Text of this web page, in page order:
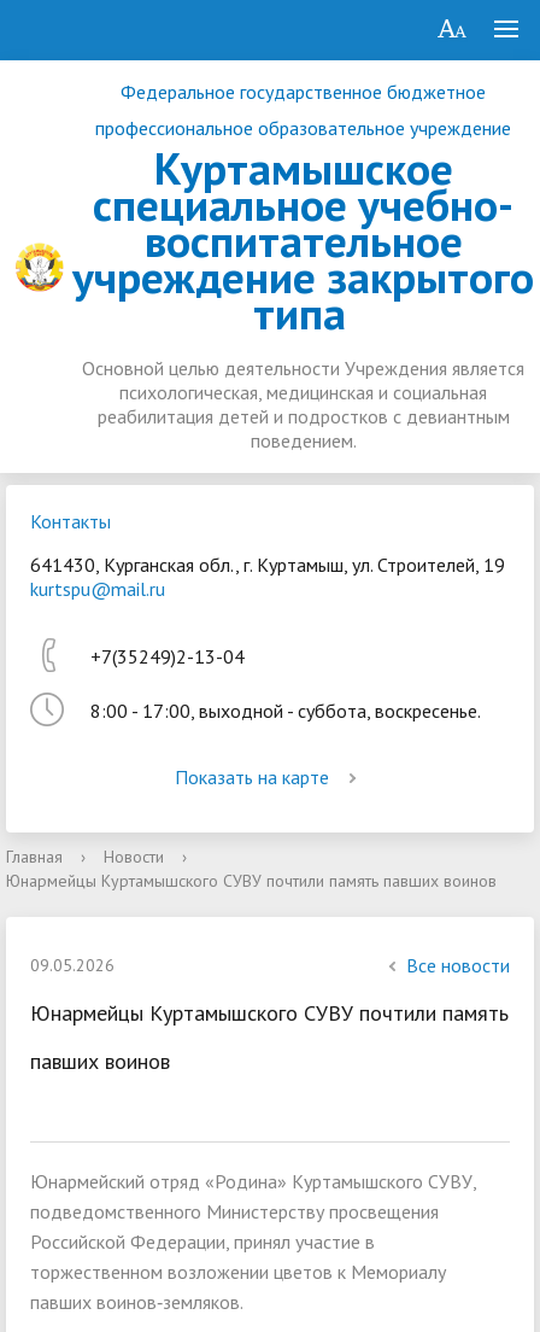
Федеральное государственное бюджетное
профессиональное образовательное учреждение
Куртамышское
специальное учебно-
воспитательное
учреждение закрытого
типа
Основной целью деятельности Учреждения является
психологическая, медицинская и социальная
реабилитация детей и подростков с девиантным
поведением.
Войти
Контакты
641430, Курганская обл., г. Куртамыш, ул. Строителей, 19
kurtspu@mail.ru
+7(35249)2-13-04
8:00 - 17:00, выходной - суббота, воскресенье.
Показать на карте
Главная › Новости
›
Юнармейцы Куртамышского СУВУ почтили память павших воинов
09.05.2026 Все новости
Юнармейцы Куртамышского СУВУ почтили память
павших воинов
Юнармейский отряд «Родина» Куртамышского СУВУ,
подведомственного Министерству просвещения
Российской Федерации, принял участие в
торжественном возложении цветов к Мемориалу
павших воинов‑земляков.